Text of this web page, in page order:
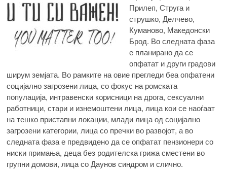
Прилеп, Струга и
струшко, Делчево,
Куманово, Македонски
Брод. Во следната фаза
е планирано да се
опфатат и други градови
ширум земјата. Во рамките на овие прегледи беа опфатени
социјално загрозени лица, со фокус на ромската
популација, интравенски корисници на дрога, сексуални
работници, стари и изнемоштени лица, лица кои се наоѓаат
на тешко пристапни локации, млади лица од социјално
загрозени категории, лица со пречки во развојот, а во
следната фаза е предвидено да се опфатат пензионери со
ниски примања, деца без родителска грижа сместени во
групни домови, лица со Даунов синдром и слично.